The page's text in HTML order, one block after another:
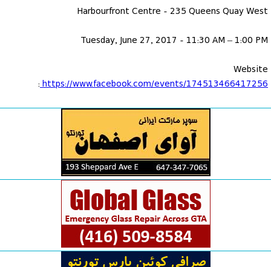
Harbourfront Centre - 235 Queens Quay West
Tuesday, June 27, 2017 - 11:30 AM – 1:00 PM
Website
:https://www.facebook.com/events/174513466417256